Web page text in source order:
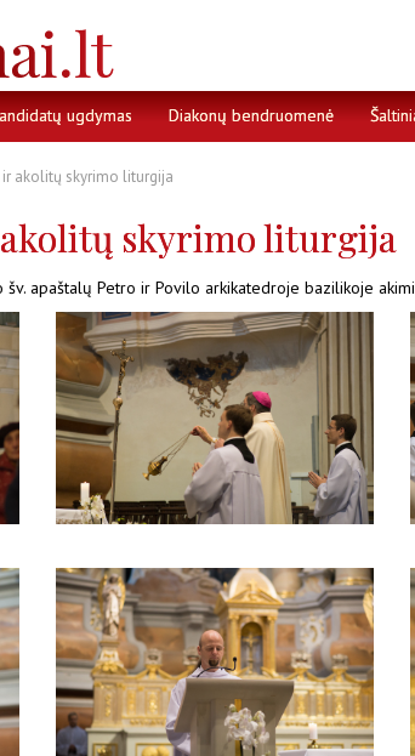
ugdymas Diakonų bendruomenė
akolitų skyrimo liturgija
skyrimo liturgija
apaštalų Petro ir Povilo arkikatedroje bazilikoje